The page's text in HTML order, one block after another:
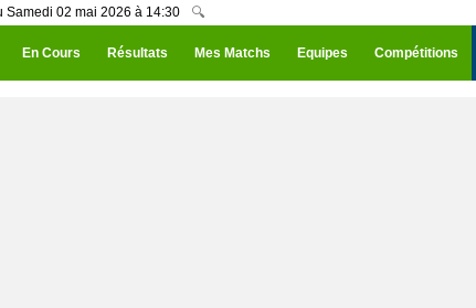
Samedi 02 mai 2026 à 14:30 🔍
En Cours Résultats Mes Matchs Equipes Compétitions